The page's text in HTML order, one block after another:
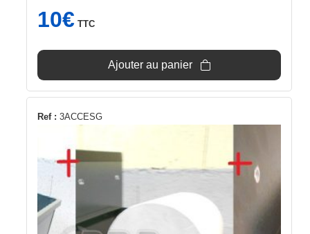
10€ TTC
Ajouter au panier
Ref : 3ACCESG